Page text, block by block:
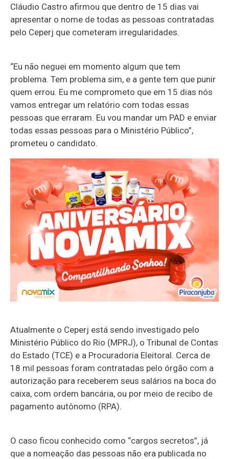
Cláudio Castro afirmou que dentro de 15 dias vai
apresentar o nome de todas as pessoas contratadas
pelo Ceperj que cometeram irregularidades.
“Eu não neguei em momento algum que tem
problema. Tem problema sim, e a gente tem que punir
quem errou. Eu me comprometo que em 15 dias nós
vamos entregar um relatório com todas essas
pessoas que erraram. Eu vou mandar um PAD e enviar
todas essas pessoas para o Ministério Público”,
prometeu o candidato.
Atualmente o Ceperj está sendo investigado pelo
Ministério Público do Rio (MPRJ), o Tribunal de Contas
do Estado (TCE) e a Procuradoria Eleitoral. Cerca de
18 mil pessoas foram contratadas pelo órgão com a
autorização para receberem seus salários na boca do
caixa, com ordem bancária, ou por meio de recibo de
pagamento autônomo (RPA).
O caso ficou conhecido como “cargos secretos”, já
que a nomeação das pessoas não era publicada no